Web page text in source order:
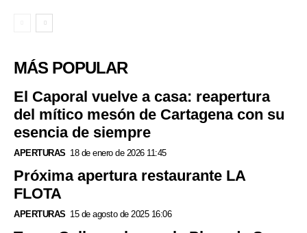
MÁS POPULAR
El Caporal vuelve a casa: reapertura
del mítico mesón de Cartagena con su
esencia de siempre
APERTURAS 18 de enero de 2026 11:45
Próxima apertura restaurante LA
FLOTA
APERTURAS 15 de agosto de 2025 16:06